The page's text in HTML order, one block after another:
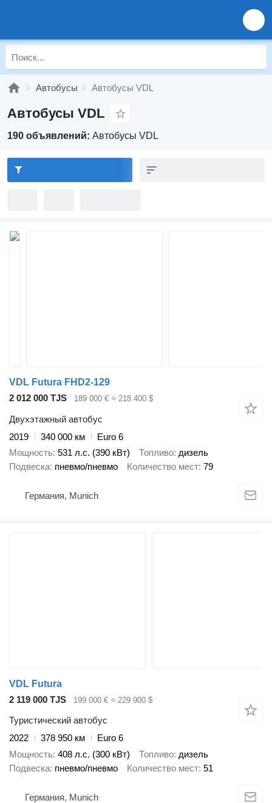
Автобусы Автобусы VDL
Автобусы VDL
190 объявлений: Автобусы VDL
VDL Futura FHD2-129
2 012 000 TJS
189 000 € ≈ 218 400 $
Двухэтажный автобус
2019
340 000 км
Euro 6
Мощность 531 л.с. (390 кВт) Топливо дизель
Подвеска пневмо/пневмо Количество мест 79
Германия, Munich
VDL Futura
2 119 000 TJS
199 000 € ≈ 229 900 $
Туристический автобус
2022
378 950 км
Euro 6
Мощность 408 л.с. (300 кВт) Топливо дизель
Подвеска пневмо/пневмо Количество мест 51
Германия, Munich